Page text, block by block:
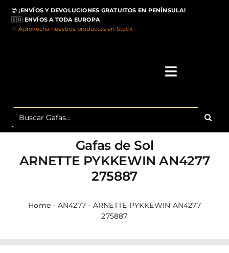
contenido
😎 ¡ENVÍOS Y DEVOLUCIONES GRATUITOS EN PENÍNSULA!
🇪🇺 ENVÍOS A TODA EUROPA
🚚Aprovecha nuestros productos en Stock>
Toggle
Buscar:
Gafas de Sol
ARNETTE PYKKEWIN AN4277
275887
Home- AN4277 - ARNETTE PYKKEWIN AN4277
275887